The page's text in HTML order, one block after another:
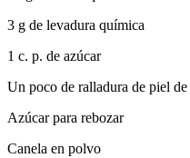
3 g de levadura química
1 c. p. de azúcar
Un poco de ralladura de piel
Azúcar para rebozar
Canela en polvo